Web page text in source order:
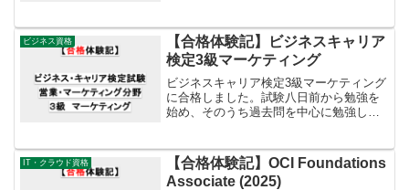
ビジネス資格
【合格体験記】ビジネスキャリア
検定3級マーケティング
ビジネスキャリア検定3級マーケティング
に合格しました。試験八日前から勉強を
始め、そのうち過去問を中心に勉強した
IT・クラウド資格
【合格体験記】OCI Foundations
Associate (2025)